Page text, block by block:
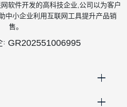
软件开发的高科技企业,公司以为客户
中小企业利用互联网工具提升产品销
售。
： GR202551006995